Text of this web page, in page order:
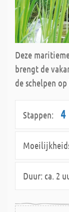
Deze
brengt de
de schelpen
Stappen: 4
Duur: ca. 2